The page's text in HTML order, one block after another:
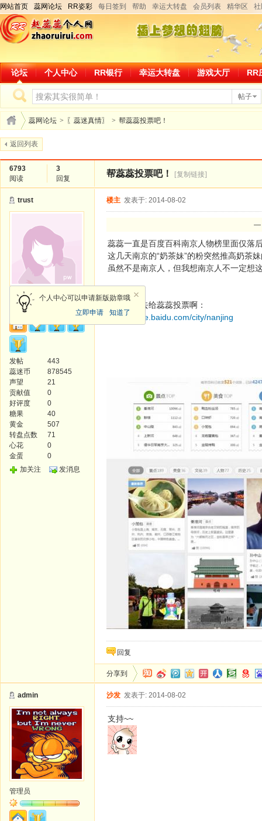
网站首页 蕊网论坛 RR姿彩 每日签到 帮助 幸运大转盘 会员列表 精华区
论坛 个人中心 RR银行 幸运大转盘 游戏大厅 RR
帖子
蕊网论坛 > 〖蕊迷真情〗 > 帮蕊蕊投票吧！
返回列表
6793
阅读
3
回复
帮蕊蕊投票吧！ [复制链接]
trust
天使
个人中心可以申请新版勋章哦
立即申请
知道了
发帖
443
蕊迷币
878545
声望
21
贡献值
0
好评度
0
糖果
40
黄金
507
转盘点数
71
心花
0
金蛋
0
加关注
发消息
楼主 发表于: 2014-08-02
—
蕊蕊一直是百度百科南京人物榜里面仅落
这几天南京的“奶茶妹”的粉突然推高奶茶
虽然不是南京人，但我想南京人不一定想
大家有空去给蕊蕊投票啊：
http://baike.baidu.com/city/nanjing
回复
分享到
admin
管理员
沙发 发表于: 2014-08-02
支持~~